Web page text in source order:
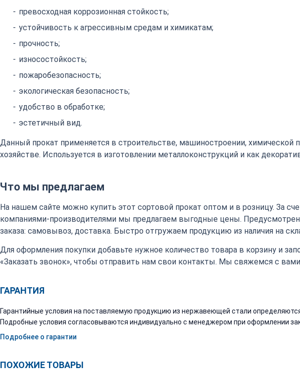
превосходная коррозионная стойкость;
устойчивость к агрессивным средам и химикатам;
прочность;
износостойкость;
пожаробезопасность;
экологическая безопасность;
удобство в обработке;
эстетичный вид.
Данный прокат применяется в строительстве, машиностроении,
хозяйстве. Используется в изготовлении металлоконструкций и как
Что мы предлагаем
На нашем сайте можно купить этот сортовой прокат оптом и в розницу. За
компаниями-производителями мы предлагаем выгодные цены.
заказа: самовывоз, доставка. Быстро отгружаем продукцию из наличия на
Для оформления покупки добавьте нужное количество товара в корзину и
«Заказать звонок», чтобы отправить нам свои контакты. Мы свяжемся с
ГАРАНТИЯ
Гарантийные условия на поставляемую продукцию из нержавеющей стали
Подробные условия согласовываются индивидуально с менеджером при оформлении
Подробнее о гарантии
ПОХОЖИЕ ТОВАРЫ